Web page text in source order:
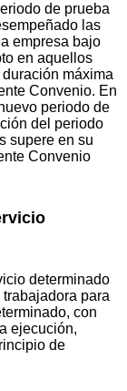
de prueba
las
empresa bajo
en aquellos
máxima
Convenio. En
periodo de
del periodo
supere en su
Convenio
determinado
para
con
ejecución,
de